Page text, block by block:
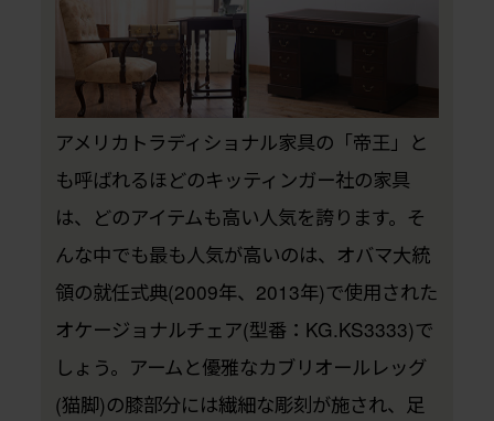
アメリカトラディショナル家具の「帝王」と
も呼ばれるほどのキッティンガー社の家具
は、どのアイテムも高い人気を誇ります。そ
んな中でも最も人気が高いのは、オバマ大統
領の就任式典(2009年、2013年)で使用された
オケージョナルチェア(型番：KG.KS3333)で
しょう。アームと優雅なカブリオールレッグ
(猫脚)の膝部分には繊細な彫刻が施され、足